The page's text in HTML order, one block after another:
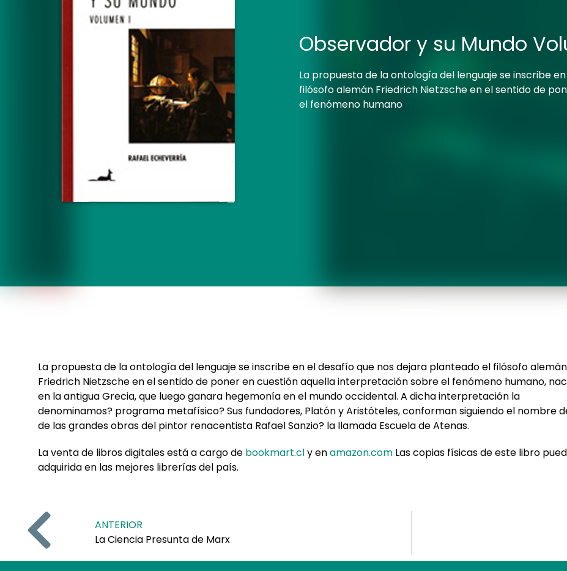
Observador y su Mundo
La propuesta de la ontología del lenguaje se inscribe
filósofo alemán Friedrich Nietzsche en el sentido de
el fenómeno humano
La propuesta de la ontología del lenguaje se inscribe en el desafío que nos dejara planteado el filósofo alemán
Friedrich Nietzsche en el sentido de poner en cuestión aquella interpretación sobre el fenómeno humano,
en la antigua Grecia, que luego ganara hegemonía en el mundo occidental. A dicha interpretación la
denominamos? programa metafísico? Sus fundadores, Platón y Aristóteles, conforman siguiendo el nombre
de las grandes obras del pintor renacentista Rafael Sanzio? la llamada Escuela de Atenas.
La venta de libros digitales está a cargo de bookmart.cly enamazon.com Las copias físicas de este libro
adquirida en las mejores librerías del país.
ANTERIOR
La Ciencia Presunta de Marx